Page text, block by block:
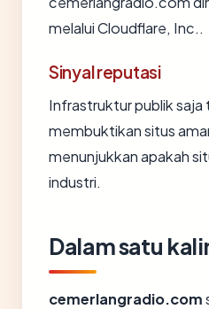
melalui Cloudflare, Inc..
Sinyal reputasi
Infrastruktur publik saja
membuktikan situs
menunjukkan apakah
industri.
Dalam satu
cemerlangradio.com